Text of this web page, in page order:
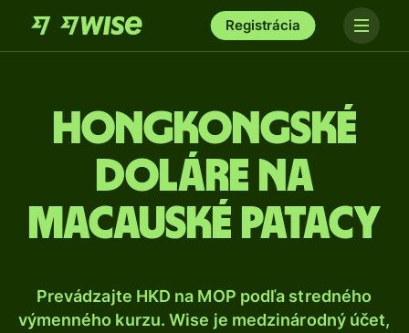
Registrácia
Hongkongské
doláre na
macauské patacy
Prevádzajte HKD na MOP podľa stredného
výmenného kurzu. Wise je medzinárodný účet,